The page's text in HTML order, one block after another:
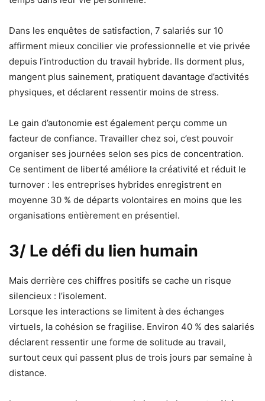
Dans les enquêtes de satisfaction, 7 salariés sur 10
affirment mieux concilier vie professionnelle et vie privée
depuis l’introduction du travail hybride. Ils dorment plus,
mangent plus sainement, pratiquent davantage d’activités
physiques, et déclarent ressentir moins de stress.
Le gain d’autonomie est également perçu comme un
facteur de confiance. Travailler chez soi, c’est pouvoir
organiser ses journées selon ses pics de concentration.
Ce sentiment de liberté améliore la créativité et réduit le
turnover : les entreprises hybrides enregistrent en
moyenne 30 % de départs volontaires en moins que les
organisations entièrement en présentiel.
3/ Le défi du lien humain
Mais derrière ces chiffres positifs se cache un risque
silencieux : l’isolement.
Lorsque les interactions se limitent à des échanges
virtuels, la cohésion se fragilise. Environ 40 % des salariés
déclarent ressentir une forme de solitude au travail,
surtout ceux qui passent plus de trois jours par semaine à
distance.